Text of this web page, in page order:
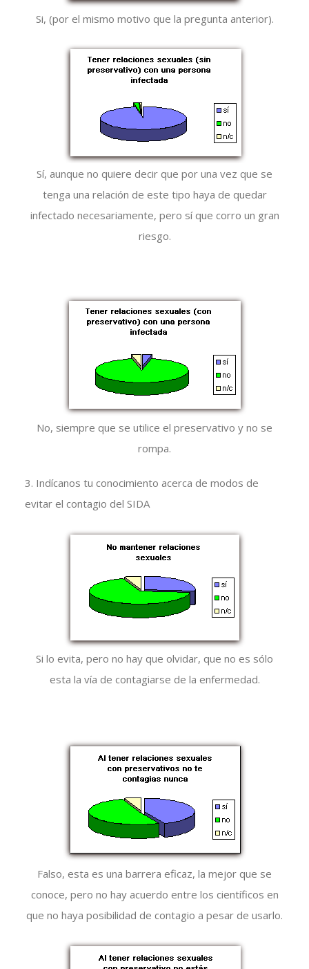
Si, (por el mismo motivo que la pregunta anterior).
Sí, aunque no quiere decir que por una vez que se
tenga una relación de este tipo haya de quedar
infectado necesariamente, pero sí que corro un gran
riesgo.
No, siempre que se utilice el preservativo y no se
rompa.
3. Indícanos tu conocimiento acerca de modos de
evitar el contagio del SIDA
Si lo evita, pero no hay que olvidar, que no es sólo
esta la vía de contagiarse de la enfermedad.
Falso, esta es una barrera eficaz, la mejor que se
conoce, pero no hay acuerdo entre los científicos en
que no haya posibilidad de contagio a pesar de usarlo.